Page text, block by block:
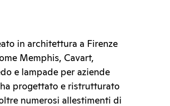
in architettura a Firenze
Memphis, Cavart,
e lampade per aziende
progettato e ristrutturato
numerosi allestimenti di